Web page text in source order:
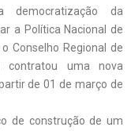
da
a Política Nacional de
Conselho Regional de
contratou uma nova
de 01 de março de
de construção de um